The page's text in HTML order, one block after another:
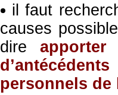
il faut
causes
dire apporter
personnels de